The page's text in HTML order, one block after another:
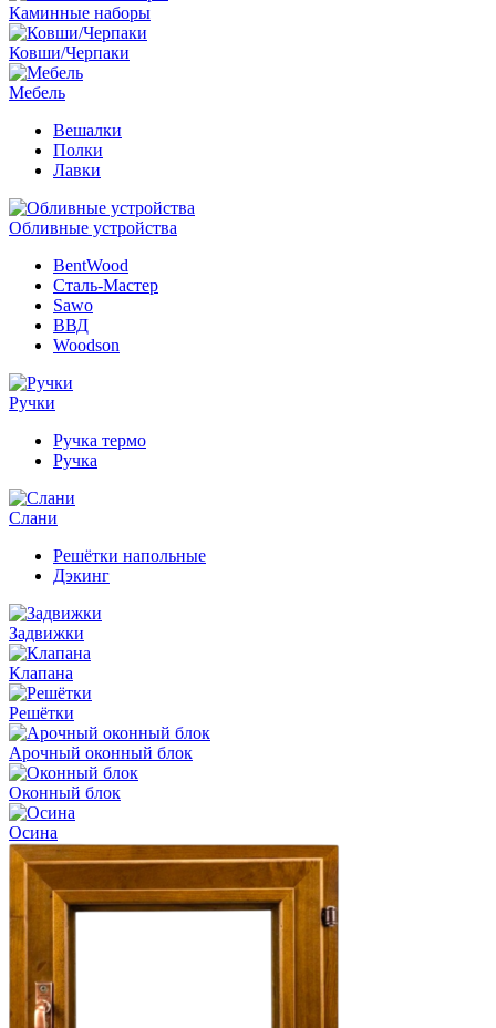
Каминные наборы
Ковши/Черпаки
Мебель
Вешалки
Полки
Лавки
Обливные устройства
BentWood
Сталь-Мастер
Sawo
ВВД
Woodson
Ручки
Ручка термо
Ручка
Слани
Решётки напольные
Дэкинг
Задвижки
Клапана
Решётки
Арочный оконный блок
Оконный блок
Осина